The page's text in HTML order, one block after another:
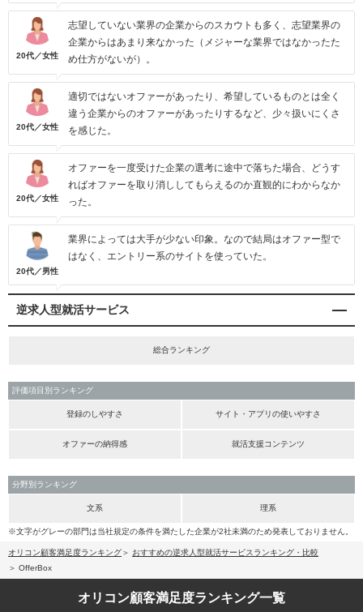
20代／女性
志望していない業界の企業からのスカウトも多く、志望業界の
企業からはあまり来なかった（メジャーな業界ではなかったた
め仕方がないが）。
20代／女性
適切ではないオファーがあったり、希望しているものとは全く
違う企業からのオファーがあったりするなど、少々扱いにくさ
を感じた。
20代／女性
オファーを一度受けた企業の選考に途中で落ちた場合、どうす
ればオファーを取り消ししてもらえるのか直観的にわからなか
った。
20代／男性
業界によっては大手が少ない印象。なので結局はオファー型で
はなく、エントリー系のサイトを使っていた。
逆求人型就活サービス
総合ランキング
評価項目別ランキング
登録のしやすさ サイト・アプリの使いやすさ
オファーの納得感 就活支援コンテンツ
分野別ランキング
文系 理系
※文字がグレーの部門は当社規定の条件を満たした企業が2社未満のため発表しておりません。
オリコン顧客満足度ランキング
おすすめの逆求人型就活サービスランキング・比較
OfferBox
オリコン顧客満足度ランキング一覧